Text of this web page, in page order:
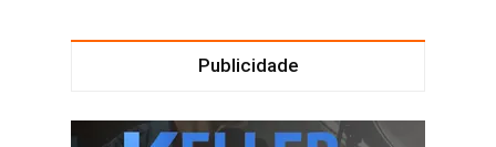
Publicidade